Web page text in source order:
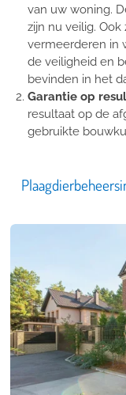
van uw woning.
zijn nu veilig.
vermeerderen in
de veiligheid en
bevinden in het
Garantie op
resultaat op de
gebruikte